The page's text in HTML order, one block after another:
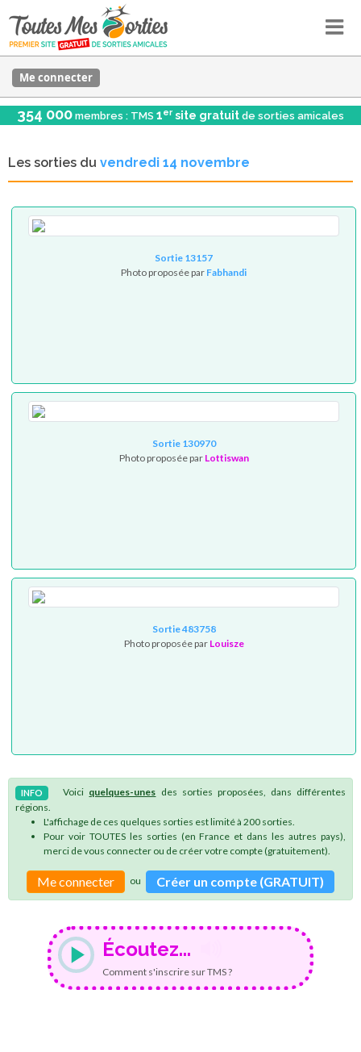
Me connecter
354 000 membres : TMS 1er site gratuit de sorties amicales
Les sorties du vendredi 14 novembre
Sortie 13157
Photo proposée par Fabhandi
Sortie 130970
Photo proposée par Lottiswan
Sortie 483758
Photo proposée par Louisze
INFO Voici quelques-unes des sorties proposées, dans différentes
régions.
L'affichage de ces quelques sorties est limité à 200 sorties.
Pour voir TOUTES les sorties (en France et dans les autres pays),
merci de vous connecter ou de créer votre compte (gratuitement).
Me connecter ou Créer un compte (GRATUIT)
Écoutez...
Comment s'inscrire sur TMS ?